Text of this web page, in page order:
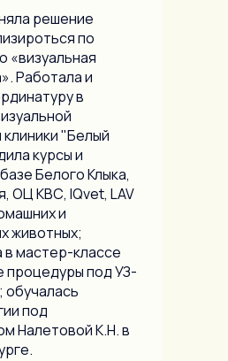
решение
по
«визуальная
Работала и
в
клиники "Белый
курсы и
Белого Клыка,
ОЦ КВС, IQvet, LAV
и
животных;
в мастер-классе
процедуры под УЗ-
под
Налетовой К.Н. в